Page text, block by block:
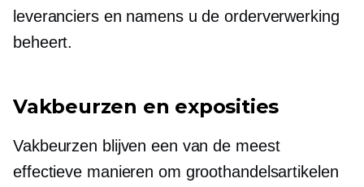
leveranciers en namens u de orderverwerking
beheert.
Vakbeurzen en exposities
Vakbeurzen blijven een van de meest
effectieve manieren om groothandelsartikelen